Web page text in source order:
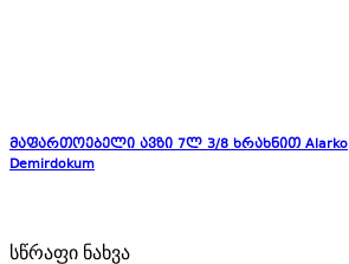
მაფართოებელი ავზი 7ლ 3/8 ხრახნით Alarko,
Demirdokum
სწრაფი ნახვა